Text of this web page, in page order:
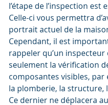
l’étape de l’inspection est
Celle-ci vous permettra
portrait actuel de la
Cependant, il est
rappeler qu’un inspecteur
seulement la vérification
composantes visibles, par
la plomberie, la structure,
Ce dernier ne déplacera